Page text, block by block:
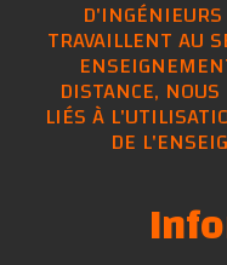
TRAVAILLENT AU
DISTANCE,
LIÉS À
DE